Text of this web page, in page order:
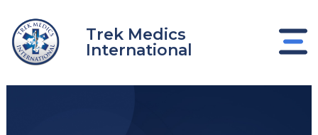
contenido
Trek Medics
International